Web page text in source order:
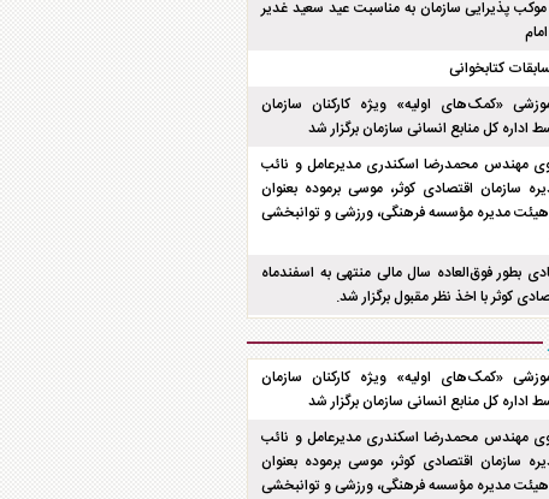
پذیرایی سازمان به مناسبت عید سعید غدیر
کتابخوانی
«کمک‌های اولیه» ویژه کارکنان سازمان
اداره کل منابع انسانی سازمان برگزار شد
مهندس محمدرضا اسکندری مدیرعامل و نائب
سازمان اقتصادی کوثر، موسی برموده بعنوان
مدیره مؤسسه فرهنگی، ورزشی و توانبخشی
بطور فوق‌العاده سال مالی منتهی به اسفند‌ماه
«کمک‌های اولیه» ویژه کارکنان سازمان
اداره کل منابع انسانی سازمان برگزار شد
مهندس محمدرضا اسکندری مدیرعامل و نائب
سازمان اقتصادی کوثر، موسی برموده بعنوان
مدیره مؤسسه فرهنگی، ورزشی و توانبخشی